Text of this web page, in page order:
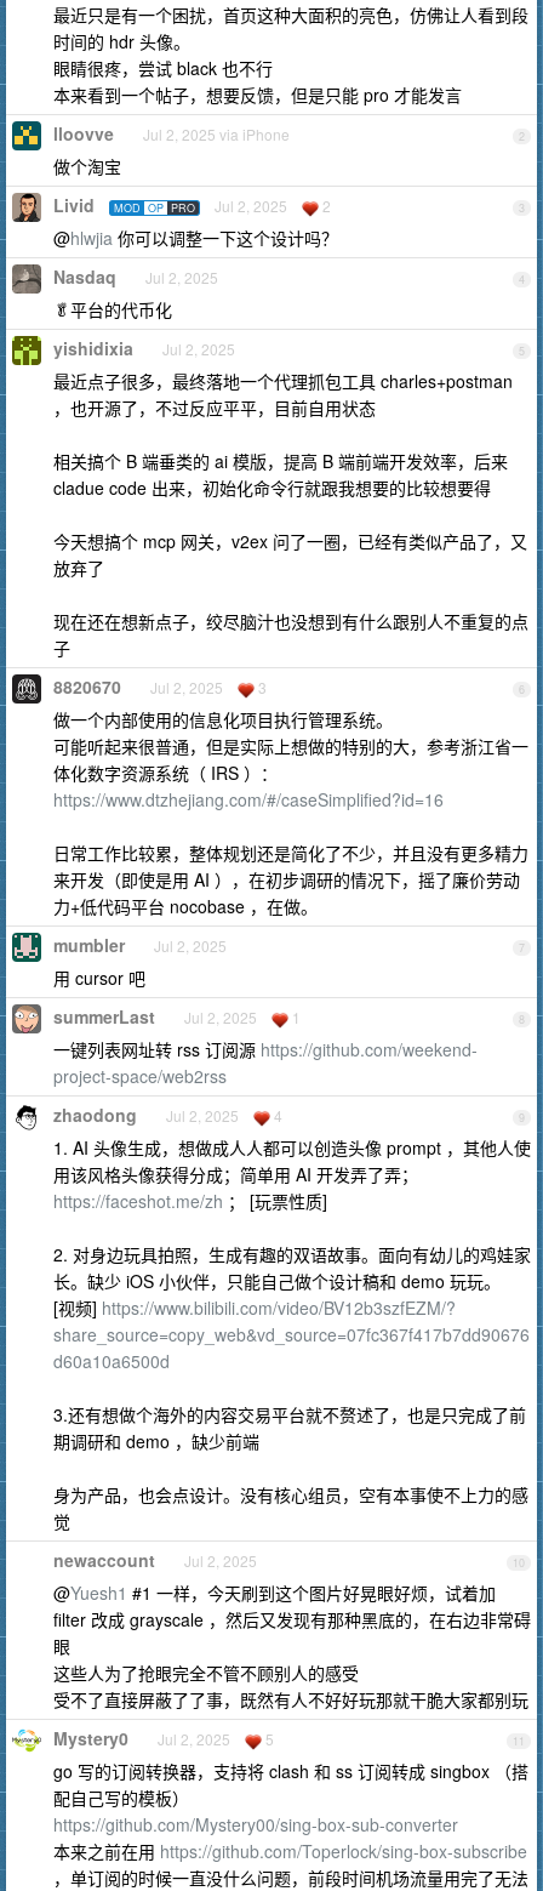
最近只是有一个困扰，首页这种大面积的亮色，仿佛让人看到段
时间的 hdr 头像。
眼睛很疼，尝试 black 也不行
本来看到一个帖子，想要反馈，但是只能 pro 才能发言
2
lloovve Jul 2, 2025 via iPhone
做个淘宝
3
Livid MOD OP PRO Jul 2, 2025 2
@hlwjia 你可以调整一下这个设计吗？
4
Nasdaq Jul 2, 2025
🥬平台的代币化
5
yishidixia Jul 2, 2025
最近点子很多，最终落地一个代理抓包工具 charles+postman
，也开源了，不过反应平平，目前自用状态
相关搞个 B 端垂类的 ai 模版，提高 B 端前端开发效率，后来
cladue code 出来，初始化命令行就跟我想要的比较想要得
今天想搞个 mcp 网关，v2ex 问了一圈，已经有类似产品了，又
放弃了
现在还在想新点子，绞尽脑汁也没想到有什么跟别人不重复的点
子
6
8820670 Jul 2, 2025 3
做一个内部使用的信息化项目执行管理系统。
可能听起来很普通，但是实际上想做的特别的大，参考浙江省一
体化数字资源系统（ IRS ）：
https://www.dtzhejiang.com/#/caseSimplified?id=16
日常工作比较累，整体规划还是简化了不少，并且没有更多精力
来开发（即使是用 AI ），在初步调研的情况下，摇了廉价劳动
力+低代码平台 nocobase ，在做。
7
mumbler Jul 2, 2025
用 cursor 吧
8
summerLast Jul 2, 2025 1
一键列表网址转 rss 订阅源 https://github.com/weekend-
project-space/web2rss
9
zhaodong Jul 2, 2025 4
1. AI 头像生成，想做成人人都可以创造头像 prompt ，其他人使
用该风格头像获得分成；简单用 AI 开发弄了弄；
https://faceshot.me/zh ； [玩票性质]
2. 对身边玩具拍照，生成有趣的双语故事。面向有幼儿的鸡娃家
长。缺少 iOS 小伙伴，只能自己做个设计稿和 demo 玩玩。
[视频] https://www.bilibili.com/video/BV12b3szfEZM/?
share_source=copy_web&vd_source=07fc367f417b7dd90676
d60a10a6500d
3.还有想做个海外的内容交易平台就不赘述了，也是只完成了前
期调研和 demo ，缺少前端
身为产品，也会点设计。没有核心组员，空有本事使不上力的感
觉
10
newaccount Jul 2, 2025
@Yuesh1 #1 一样，今天刷到这个图片好晃眼好烦，试着加
filter 改成 grayscale ，然后又发现有那种黑底的，在右边非常碍
眼
这些人为了抢眼完全不管不顾别人的感受
受不了直接屏蔽了了事，既然有人不好好玩那就干脆大家都别玩
11
Mystery0 Jul 2, 2025 5
go 写的订阅转换器，支持将 clash 和 ss 订阅转成 singbox （搭
配自己写的模板）
https://github.com/Mystery00/sing-box-sub-converter
本来之前在用 https://github.com/Toperlock/sing-box-subscribe
，单订阅的时候一直没什么问题，前段时间机场流量用完了无法